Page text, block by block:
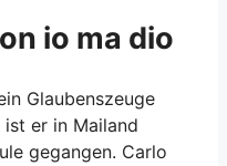
io ma dio
Glaubenszeuge
ist er in Mailand
gegangen. Carlo